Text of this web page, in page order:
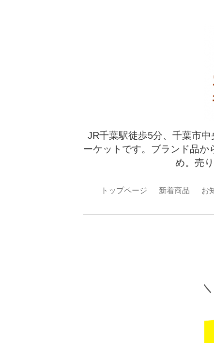
JR千葉駅徒歩5分、千葉市
ーケットです。ブランド品
め。売
トップページ 新着商品 お